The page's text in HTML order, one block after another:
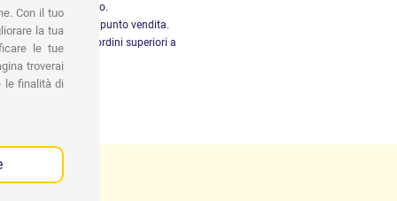
pagamento.
gratuito presso il punto vendita.
gratuita per ordini superiori a
29,90 €
Con il tuo
la tua
le tue
troverai
le finalità di